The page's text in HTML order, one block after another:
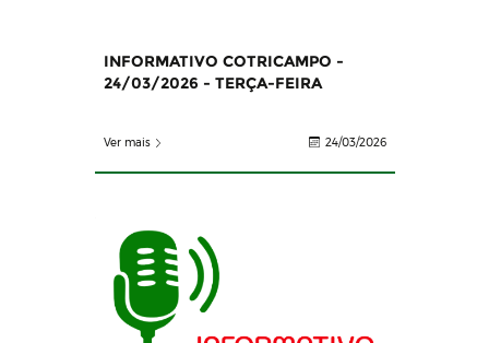
INFORMATIVO COTRICAMPO -
24/03/2026 - TERÇA-FEIRA
Ver mais 24/03/2026